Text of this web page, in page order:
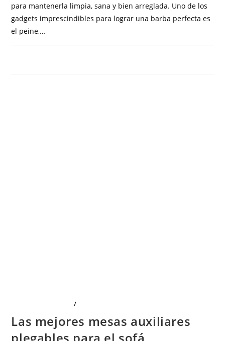
para mantenerla limpia, sana y bien arreglada. Uno de los
gadgets imprescindibles para lograr una barba perfecta es
el peine,…
/
Las mejores mesas auxiliares
plegables para el sofá